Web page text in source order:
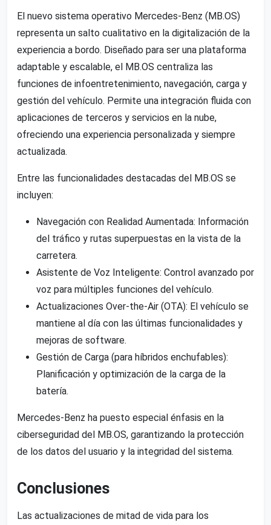
El nuevo sistema operativo Mercedes-Benz (MB.OS)
representa un salto cualitativo en la digitalización de la
experiencia a bordo. Diseñado para ser una plataforma
adaptable y escalable, el MB.OS centraliza las
funciones de infoentretenimiento, navegación, carga y
gestión del vehículo. Permite una integración fluida con
aplicaciones de terceros y servicios en la nube,
ofreciendo una experiencia personalizada y siempre
actualizada.
Entre las funcionalidades destacadas del MB.OS se
incluyen:
Navegación con Realidad Aumentada: Información
del tráfico y rutas superpuestas en la vista de la
carretera.
Asistente de Voz Inteligente: Control avanzado por
voz para múltiples funciones del vehículo.
Actualizaciones Over-the-Air (OTA): El vehículo se
mantiene al día con las últimas funcionalidades y
mejoras de software.
Gestión de Carga (para híbridos enchufables):
Planificación y optimización de la carga de la
batería.
Mercedes-Benz ha puesto especial énfasis en la
ciberseguridad del MB.OS, garantizando la protección
de los datos del usuario y la integridad del sistema.
Conclusiones
Las actualizaciones de mitad de vida para los